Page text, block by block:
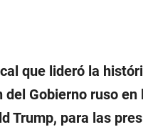
que lideró la
Gobierno ruso en
Trump, para las